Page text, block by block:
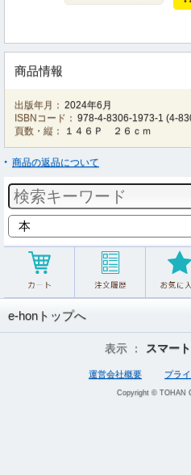
商品情報
出版年月： 2024年6月
ISBNコード： 978-4-8306-1973-1 (4-
頁数・縦：
１４６Ｐ ２６ｃｍ
商品の返品について
e-honトップへ
表示 ： スマー
運営会社概要 プラ
Copyright © TOHAN